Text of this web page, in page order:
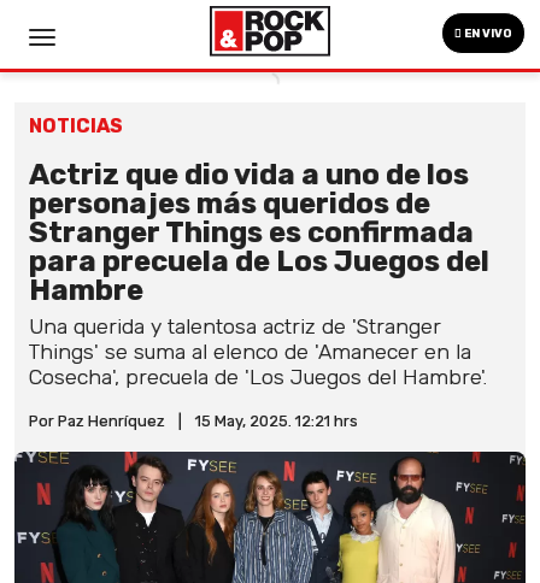
EN VIVO
NOTICIAS
Actriz que dio vida a uno de los
personajes más queridos de
Stranger Things es confirmada
para precuela de Los Juegos del
Hambre
Una querida y talentosa actriz de 'Stranger
Things' se suma al elenco de 'Amanecer en la
Cosecha', precuela de 'Los Juegos del Hambre'.
Por Paz Henríquez 15 May, 2025. 12:21 hrs